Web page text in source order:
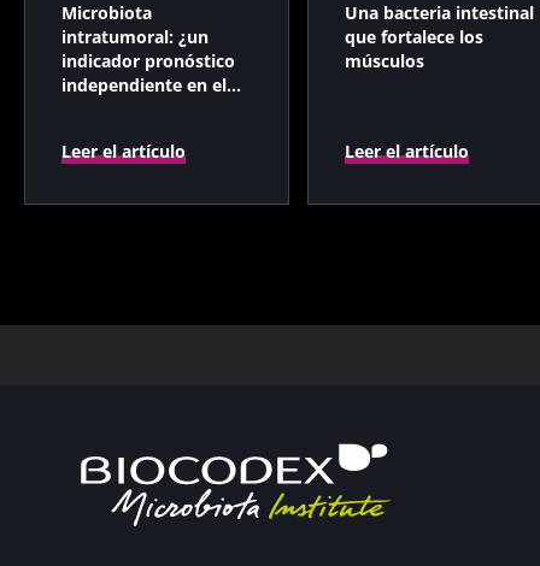
Microbiota
intratumoral: ¿un
indicador pronóstico
independiente en el
Leer el artículo
Una bacteria intestinal
que fortalece los
músculos
Leer el artículo